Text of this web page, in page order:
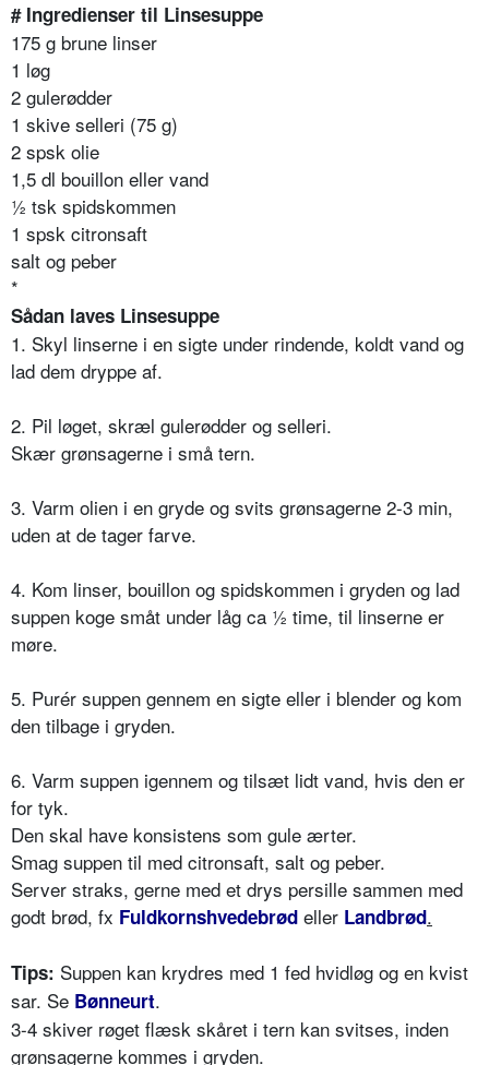
# Ingredienser til Linsesuppe
175 g brune linser
1 løg
2 gulerødder
1 skive selleri (75 g)
2 spsk olie
1,5 dl bouillon eller vand
½ tsk spidskommen
1 spsk citronsaft
salt og peber
*
Sådan laves Linsesuppe
1. Skyl linserne i en sigte under rindende, koldt vand og
lad dem dryppe af.
2. Pil løget, skræl gulerødder og selleri.
Skær grønsagerne i små tern.
3. Varm olien i en gryde og svits grønsagerne 2-3 min,
uden at de tager farve.
4. Kom linser, bouillon og spidskommen i gryden og lad
suppen koge småt under låg ca ½ time, til linserne er
møre.
5. Purér suppen gennem en sigte eller i blender og kom
den tilbage i gryden.
6. Varm suppen igennem og tilsæt lidt vand, hvis den er
for tyk.
Den skal have konsistens som gule ærter.
Smag suppen til med citronsaft, salt og peber.
Server straks, gerne med et drys persille sammen med
godt brød, fx Fuldkornshvedebrød eller Landbrød.
Tips: Suppen kan krydres med 1 fed hvidløg og en kvist
sar. Se Bønneurt.
3-4 skiver røget flæsk skåret i tern kan svitses, inden
grønsagerne kommes i gryden.